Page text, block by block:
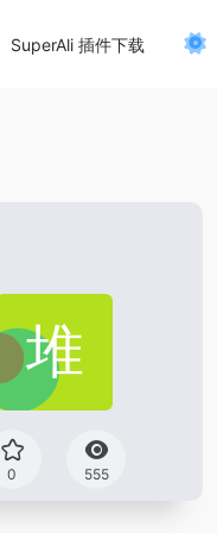
SuperAli 插件下载
0 555